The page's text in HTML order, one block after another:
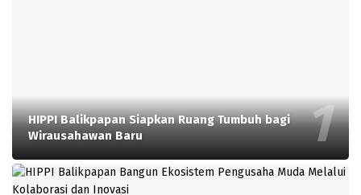
HIPPI Balikpapan Siapkan Ruang Tumbuh bagi
Wirausahawan Baru